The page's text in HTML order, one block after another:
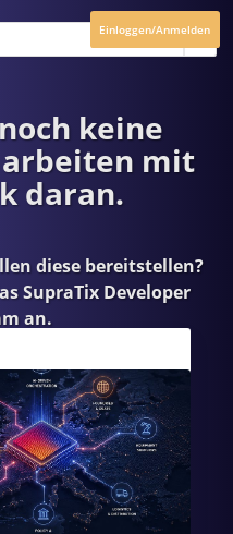
Einloggen/Anmelden
keine
mit
daran.
diese bereitstellen?
SupraTix Developer
an.